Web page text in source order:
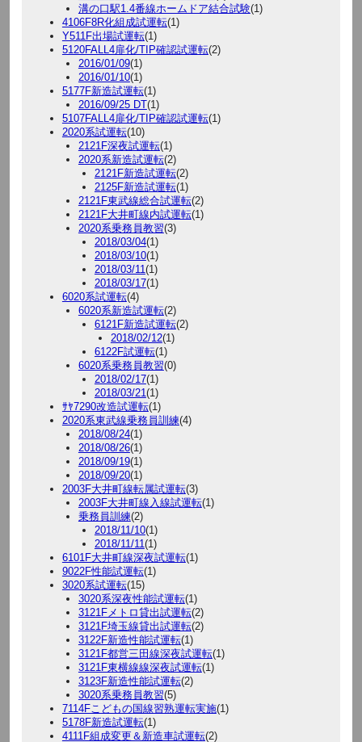
溝の口駅1.4番線ホームドア結合試験(1)
4106F8R化組成試運転(1)
Y511F出場試運転(1)
5120FALL4扉化/TIP確認試運転(2)
2016/01/09(1)
2016/01/10(1)
5177F新造試運転(1)
2016/09/25 DT(1)
5107FALL4扉化/TIP確認試運転(1)
2020系試運転(10)
2121F深夜試運転(1)
2020系新造試運転(2)
2121F新造試運転(2)
2125F新造試運転(1)
2121F東武線総合試運転(2)
2121F大井町線内試運転(1)
2020系乗務員教習(3)
2018/03/04(1)
2018/03/10(1)
2018/03/11(1)
2018/03/17(1)
6020系試運転(4)
6020系新造試運転(2)
6121F新造試運転(2)
2018/02/12(1)
6122F試運転(1)
6020系乗務員教習(0)
2018/02/17(1)
2018/03/21(1)
ｻﾔ7290改造試運転(1)
2020系東武線乗務員訓練(4)
2018/08/24(1)
2018/08/26(1)
2018/09/19(1)
2018/09/20(1)
2003F大井町線転属試運転(3)
2003F大井町線入線試運転(1)
乗務員訓練(2)
2018/11/10(1)
2018/11/11(1)
6101F大井町線深夜試運転(1)
9022F性能試運転(1)
3020系試運転(15)
3020系深夜性能試運転(1)
3121Fメトロ貸出試運転(2)
3121F埼玉線貸出試運転(2)
3122F新造性能試運転(1)
3121F都営三田線深夜試運転(1)
3121F東横線線深夜試運転(1)
3123F新造性能試運転(2)
3020系乗務員教習(5)
7114Fこどもの国線習熟運転実施(1)
5178F新造試運転(1)
4111F組成変更＆新造車試運転(2)